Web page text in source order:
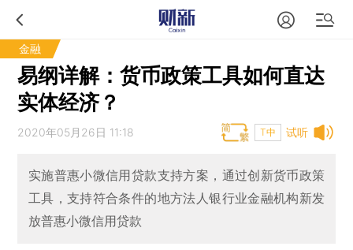
金融
易纲详解：货币政策工具如何直达
实体经济？
试听
2020年05月26日 11:18 T中
实施普惠小微信用贷款支持方案，通过创新货币政策
工具，支持符合条件的地方法人银行业金融机构新发
放普惠小微信用贷款